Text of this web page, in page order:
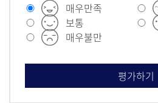
매우만족
보통
매우불만